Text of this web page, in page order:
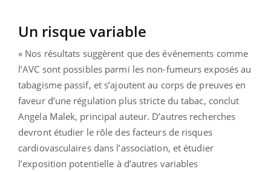
Un risque variable
« Nos résultats suggèrent que des événements comme
l’AVC sont possibles parmi les non-fumeurs exposés au
tabagisme passif, et s’ajoutent au corps de preuves en
faveur d’une régulation plus stricte du tabac, conclut
Angela Malek, principal auteur. D’autres recherches
devront étudier le rôle des facteurs de risques
cardiovasculaires dans l’association, et étudier
l’exposition potentielle à d’autres variables